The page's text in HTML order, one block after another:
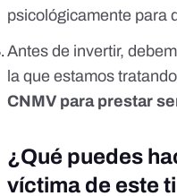
psicológicamente para
Antes de invertir,
la que estamos
CNMV para prestar
¿Qué puedes
víctima de este